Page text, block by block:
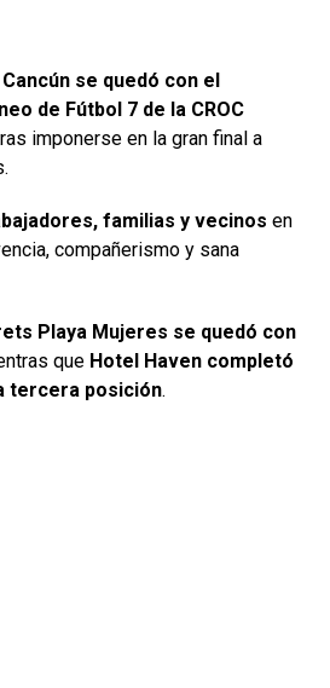
se quedó con el
de Fútbol 7 de la CROC
imponerse en la gran final a
familias y vecinos en
compañerismo y sana
Playa Mujeres se quedó con
que Hotel Haven completó
tercera posición.